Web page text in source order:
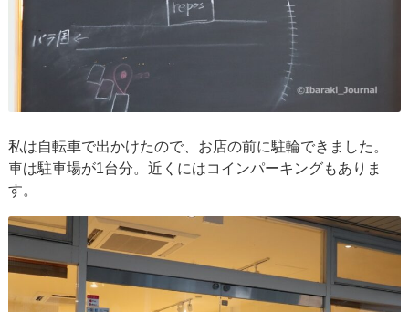
私は自転車で出かけたので、お店の前に駐輪できました。
車は駐車場が1台分。近くにはコインパーキングもありま
す。